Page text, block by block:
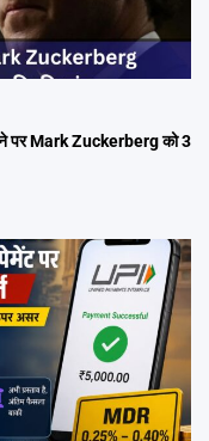
पर Mark Zuckerberg को 3